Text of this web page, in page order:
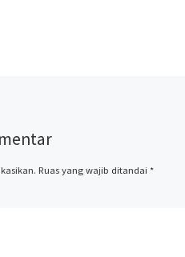
Ruas yang wajib ditandai *